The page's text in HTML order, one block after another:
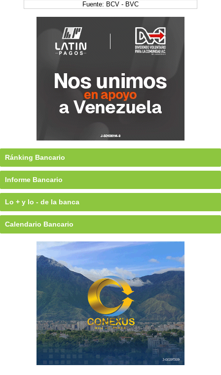
Fuente: BCV - BVC
Ránking Bancario
Informe Bancario
Lo + y lo - de la banca
Calendario Bancario